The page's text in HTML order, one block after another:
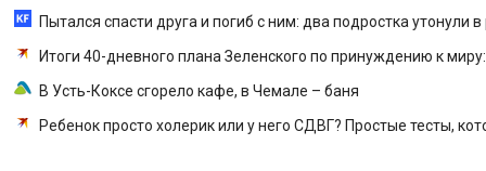
Пытался спасти друга и погиб с ним: два подростка утонули
Итоги 40-дневного плана Зеленского по принуждению к
В Усть-Коксе сгорело кафе, в Чемале – баня
Ребенок просто холерик или у него СДВГ? Простые тесты,